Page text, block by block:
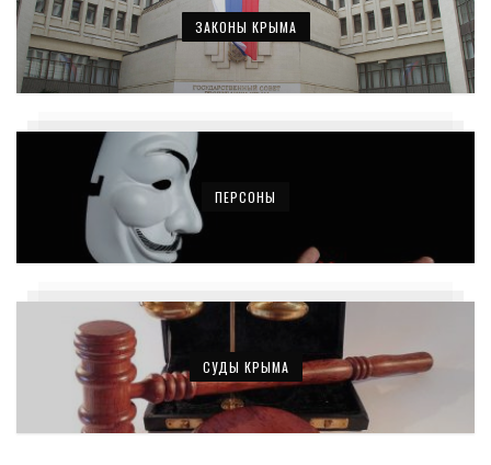
ЗАКОНЫ КРЫМА
ПЕРСОНЫ
СУДЫ КРЫМА